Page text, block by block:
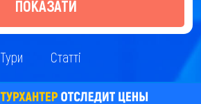
ПОКАЗАТИ
Тури Статті